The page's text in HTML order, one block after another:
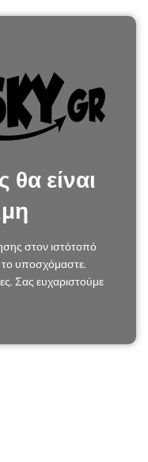
θα είναι
στον ιστότοπό
υποσχόμαστε.
Σας ευχαριστούμε